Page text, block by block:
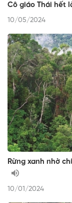
Cô giáo Thái hết
10/05/2024
Rừng xanh nhờ
10/01/2024